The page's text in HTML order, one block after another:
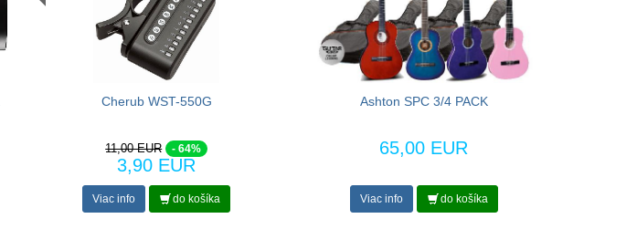
Cherub WST-550G
11,00 EUR - 64%
3,90 EUR
Viac info do košíka
Ashton SPC 3/4 PACK
65,00 EUR
Viac info do košíka